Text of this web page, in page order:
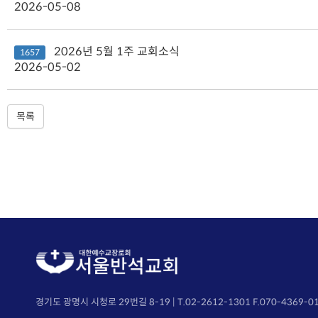
2026-05-08
1657
2026년 5월 1주 교회소식
2026-05-02
목록
경기도 광명시 시청로 29번길 8-19 | T.02-2612-1301 F.070-4369-